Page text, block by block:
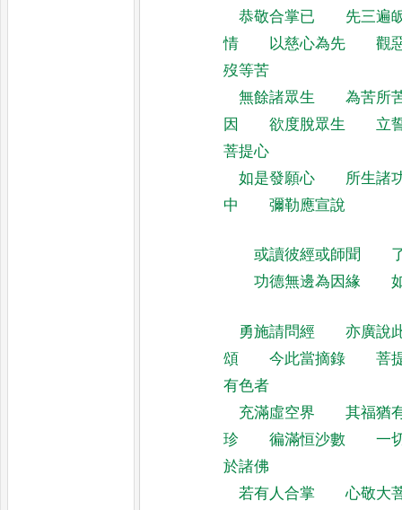
恭敬合掌已
先三遍
情
以慈心為先
觀
歿等苦
無餘諸眾生
為苦所
因
欲度脫眾生
立
菩提心
如是發願心
所生諸
中
彌勒應宣說
或讀彼經或師聞
功德無邊為因緣
勇施請問經
亦廣說
頌
今此當摘錄
菩
有色者
充滿虛空界
其福猶
珍
徧滿恒沙數
一
於諸佛
若有人合掌
心敬大